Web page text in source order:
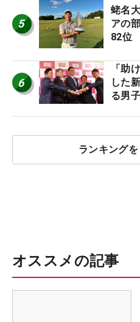
5
蛯名
アの
82位
6
「助
した
る男
ランキング
オススメの記事